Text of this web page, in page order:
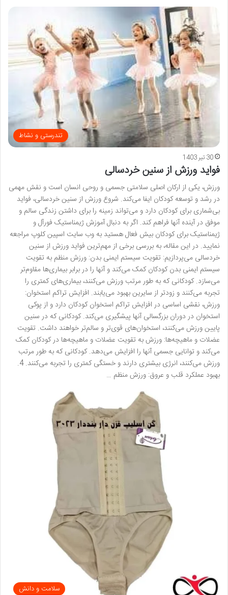
تندرستی و نشاط
30 تیر 1403
فواید ورزش از سنین خردسالی
ورزش، یکی از ارکان اصلی سلامتی جسمی و روحی انسان است و نقش مهمی
در رشد و توسعه کودکان ایفا می‌کند. شروع ورزش از سنین خردسالی، فواید
بی‌شماری برای کودکان دارد و می‌تواند زمینه را برای داشتن زندگی سالم و
موفق در آینده آنها فراهم کند. اگر به دنبال آموزش ژیمناستیک فورآل و
ژیمناستیک برای کودکان بیش فعال هستید به وب سایت اسپین کلوپ مراجعه
نمایید. در این مقاله، به بررسی برخی از مهم‌ترین فواید ورزش از سنین
خردسالی می‌پردازیم: تقویت سیستم ایمنی بدن: ورزش منظم به تقویت
سیستم ایمنی بدن کودکان کمک می‌کند و آنها را در برابر بیماری‌ها مقاوم‌تر
می‌سازد. کودکانی که به طور مرتب ورزش می‌کنند، بیماری‌های کمتری را
تجربه می‌کنند و زودتر از سایرین بهبود می‌یابند. افزایش تراکم استخوان:
ورزش، نقشی اساسی در افزایش تراکم استخوان کودکان دارد و از پوکی
استخوان در دوران بزرگسالی آنها پیشگیری می‌کند. کودکانی که در سنین
پایین ورزش می‌کنند، استخوان‌های قوی‌تر و سالم‌تر خواهند داشت. تقویت
عضلات و ماهیچه‌ها: ورزش به تقویت عضلات و ماهیچه‌ها در کودکان کمک
می‌کند و توانایی جسمی آنها را افزایش می‌دهد. کودکانی که به طور مرتب
ورزش می‌کنند، انرژی بیشتری دارند و خستگی کمتری را تجربه می‌کنند. 4.
بهبود عملکرد قلب و عروق: ورزش منظم …
سلامت و دانش